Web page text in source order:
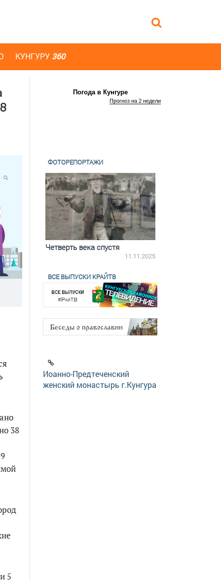
КУНГУРУ 360
38
5
Погода в Кунгуре
Прогноз на 2 недели
ФОТОРЕПОРТАЖИ
18.12.2025
Четверть века спустя
11.11.2025
ВСЕ ВЫПУСКИ КРАЙТВ
Иоанно-Предтеченский
женский монастырь г.Кунгура